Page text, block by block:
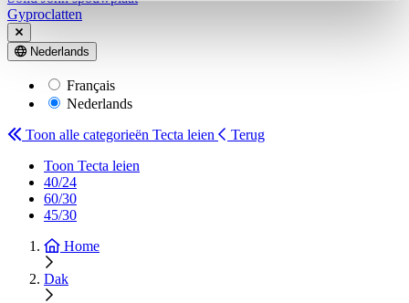
Gyproclatten
Nederlands
Français
Nederlands
Toon alle categorieën Tecta leien
Terug
Toon Tecta leien
40/24
60/30
45/30
Home
Dak